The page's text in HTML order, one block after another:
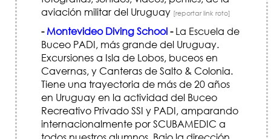
aviación militar del Uruguay [reportar link roto]
- Montevideo Diving School-La Escuela de
Buceo PADI, más grande del Uruguay.
Excursiones a Isla de Lobos, buceos en
Cavernas, y Canteras de Salto & Colonia.
Tiene una trayectoria de más de 20 años
en Uruguay en la actividad del Buceo
Recreativo Privado SSI y PADI, amparando
internacionalmente por SCUBAMEDIC a